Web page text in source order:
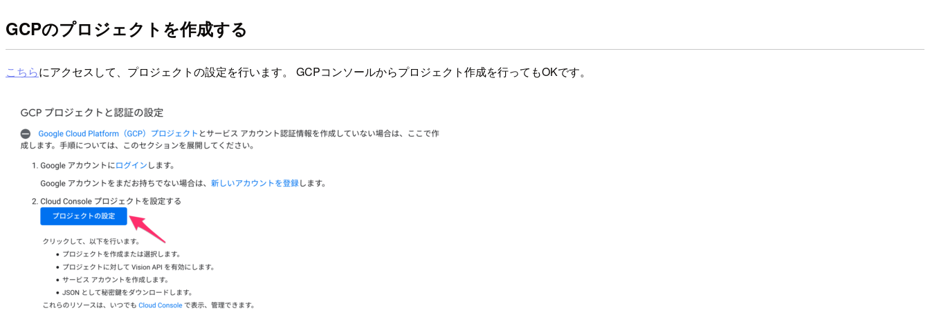
GCPのプロジェクトを作成する
こちらにアクセスして、プロジェクトの設定を行います。 GCPコンソールからプロジェクト作成を行ってもOKです。